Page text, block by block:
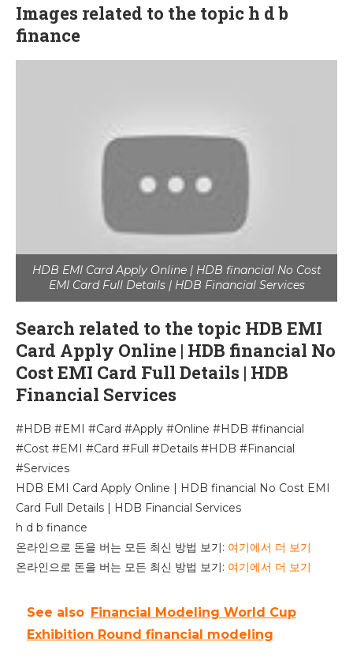
Images related to the topic h d b
finance
HDB EMI Card Apply Online | HDB financial No Cost
EMI Card Full Details | HDB Financial Services
Search related to the topic HDB EMI
Card Apply Online | HDB financial No
Cost EMI Card Full Details | HDB
Financial Services
#HDB #EMI #Card #Apply #Online #HDB #financial
#Cost #EMI #Card #Full #Details #HDB #Financial
#Services
HDB EMI Card Apply Online | HDB financial No Cost EMI
Card Full Details | HDB Financial Services
h d b finance
온라인으로 돈을 버는 모든 최신 방법 보기: 여기에서 더 보기
온라인으로 돈을 버는 모든 최신 방법 보기: 여기에서 더 보기
See also Financial Modeling World Cup
Exhibition Round financial modeling